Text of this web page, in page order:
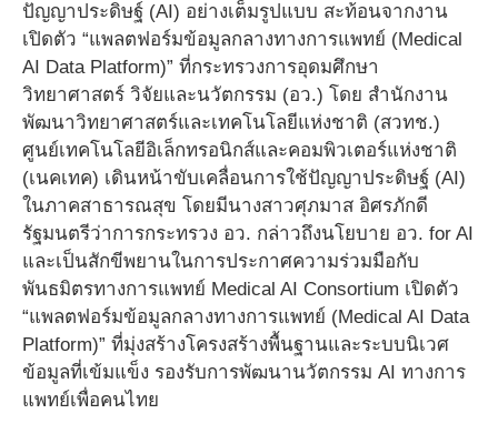
ปัญญาประดิษฐ์ (AI) อย่างเต็มรูปแบบ สะท้อนจากงาน
เปิดตัว “แพลตฟอร์มข้อมูลกลางทางการแพทย์ (Medical
AI Data Platform)” ที่กระทรวงการอุดมศึกษา
วิทยาศาสตร์ วิจัยและนวัตกรรม (อว.) โดย สำนักงาน
พัฒนาวิทยาศาสตร์และเทคโนโลยีแห่งชาติ (สวทช.)
ศูนย์เทคโนโลยีอิเล็กทรอนิกส์และคอมพิวเตอร์แห่งชาติ
(เนคเทค) เดินหน้าขับเคลื่อนการใช้ปัญญาประดิษฐ์ (AI)
ในภาคสาธารณสุข โดยมีนางสาวศุภมาส อิศรภักดี
รัฐมนตรีว่าการกระทรวง อว. กล่าวถึงนโยบาย อว. for AI
และเป็นสักขีพยานในการประกาศความร่วมมือกับ
พันธมิตรทางการแพทย์ Medical AI Consortium เปิดตัว
“แพลตฟอร์มข้อมูลกลางทางการแพทย์ (Medical AI Data
Platform)” ที่มุ่งสร้างโครงสร้างพื้นฐานและระบบนิเวศ
ข้อมูลที่เข้มแข็ง รองรับการพัฒนานวัตกรรม AI ทางการ
แพทย์เพื่อคนไทย